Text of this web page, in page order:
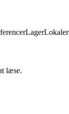
LagerLokaler
læse.